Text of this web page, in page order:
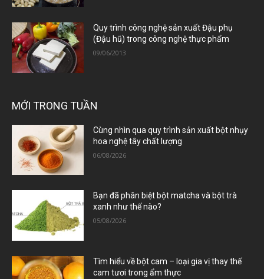
Quy trình công nghệ sản xuất Đậu phụ
(Đậu hũ) trong công nghệ thực phẩm
09/06/2013
MỚI TRONG TUẦN
Cùng nhìn qua quy trình sản xuất bột nhụy
hoa nghệ tây chất lượng
06/08/2026
Bạn đã phân biệt bột matcha và bột trà
xanh như thế nào?
05/08/2026
Tìm hiểu về bột cam – loại gia vị thay thế
cam tươi trong ẩm thực